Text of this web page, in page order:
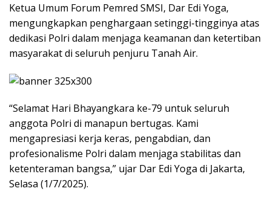
Ketua Umum Forum Pemred SMSI, Dar Edi Yoga,
mengungkapkan penghargaan setinggi-tingginya atas
dedikasi Polri dalam menjaga keamanan dan ketertiban
masyarakat di seluruh penjuru Tanah Air.
“Selamat Hari Bhayangkara ke-79 untuk seluruh
anggota Polri di manapun bertugas. Kami
mengapresiasi kerja keras, pengabdian, dan
profesionalisme Polri dalam menjaga stabilitas dan
ketenteraman bangsa,” ujar Dar Edi Yoga di Jakarta,
Selasa (1/7/2025).